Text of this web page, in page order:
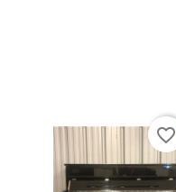
favorite_border